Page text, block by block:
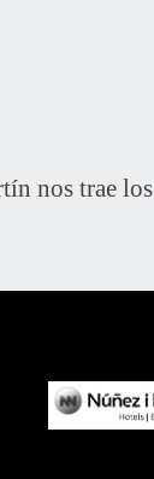
nos trae los